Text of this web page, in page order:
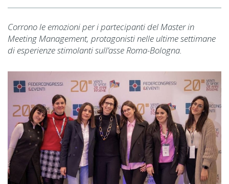
Corrono le emozioni per i partecipanti del Master in
Meeting Management, protagonisti nelle ultime settimane
di esperienze stimolanti sull’asse Roma-Bologna.